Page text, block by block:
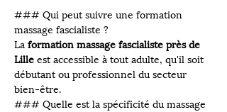
### Qui peut suivre une formation
massage fascialiste ?
La formation massage fascialiste près de
Lille est accessible à tout adulte, qu'il soit
débutant ou professionnel du secteur
bien-être.
### Quelle est la spécificité du massage